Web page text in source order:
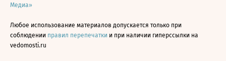
Медиа»
Любое использование материалов допускается только при
соблюдении правил перепечатки и при наличии гиперссылки на
vedomosti.ru